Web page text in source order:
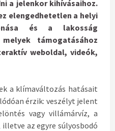
a jelenkor kihívásaihoz.
elengedhetetlen a helyi
és a lakosság
támogatásához
weboldal, videók,
a klímaváltozás hatásait
érzik: veszélyt jelent
vagy villámárvíz, a
illetve az egyre súlyosbodó